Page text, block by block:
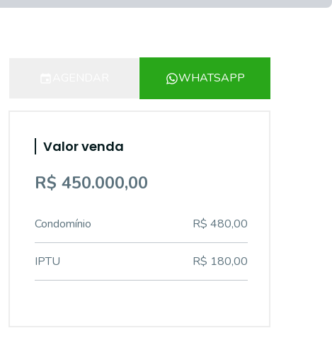
WHATSAPP
Valor venda
R$ 450.000,00
Condomínio R$ 480,00
IPTU R$ 180,00